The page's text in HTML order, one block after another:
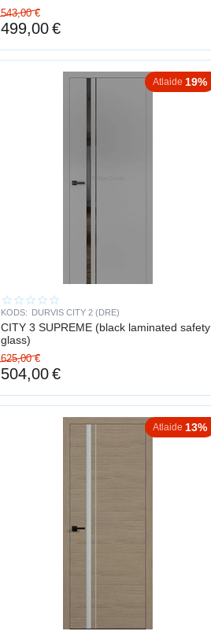
543,00 €
499,00€
Atlaide 19%
KODS: DURVIS CITY 2 (DRE)
CITY 3 SUPREME (black laminated safety
glass)
625,00 €
504,00€
Atlaide 13%